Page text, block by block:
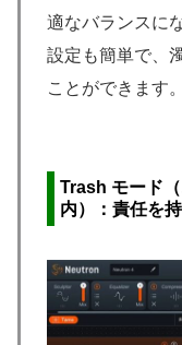
適なバランスに
設定も簡単で、
ことができます。
Trash モード
内）
：責任を